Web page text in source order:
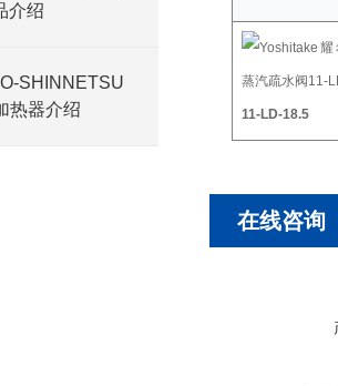
介绍
SHINNETSU
热器介绍
11-LD-18.5
在线咨询